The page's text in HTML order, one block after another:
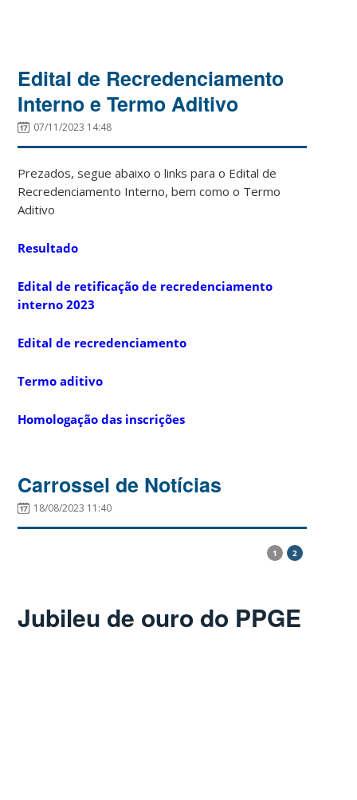
Edital de Recredenciamento
Interno e Termo Aditivo
07/11/2023 14:48
Prezados, segue abaixo o links para o Edital de
Recredenciamento Interno, bem como o Termo
Aditivo
Resultado
Edital de retificação de recredenciamento
interno 2023
Edital de recredenciamento
Termo aditivo
Homologação das inscrições
Carrossel de Notícias
18/08/2023 11:40
1 2
Jubileu de ouro do PPGE